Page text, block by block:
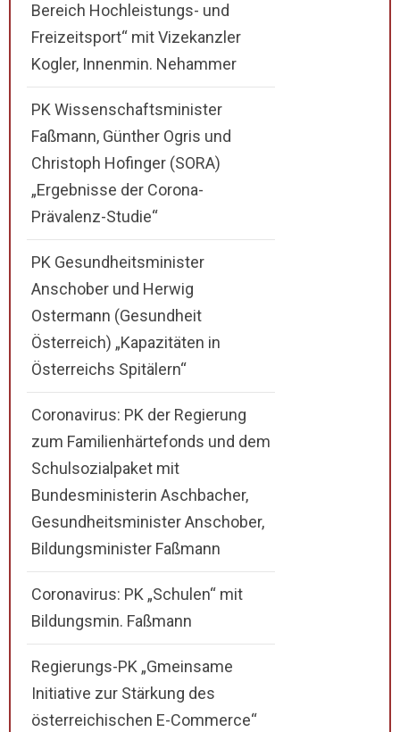
Bereich Hochleistungs- und
Freizeitsport“ mit Vizekanzler
Kogler, Innenmin. Nehammer
PK Wissenschaftsminister
Faßmann, Günther Ogris und
Christoph Hofinger (SORA)
„Ergebnisse der Corona-
Prävalenz-Studie“
PK Gesundheitsminister
Anschober und Herwig
Ostermann (Gesundheit
Österreich) „Kapazitäten in
Österreichs Spitälern“
Coronavirus: PK der Regierung
zum Familienhärtefonds und dem
Schulsozialpaket mit
Bundesministerin Aschbacher,
Gesundheitsminister Anschober,
Bildungsminister Faßmann
Coronavirus: PK „Schulen“ mit
Bildungsmin. Faßmann
Regierungs-PK „Gmeinsame
Initiative zur Stärkung des
österreichischen E-Commerce“